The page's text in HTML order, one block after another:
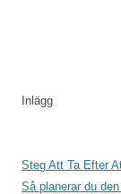
Inlägg
Steg Att Ta Efter
Så planerar du